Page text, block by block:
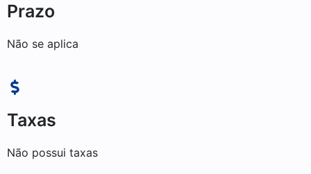
Prazo
Não se aplica
Taxas
Não possui taxas